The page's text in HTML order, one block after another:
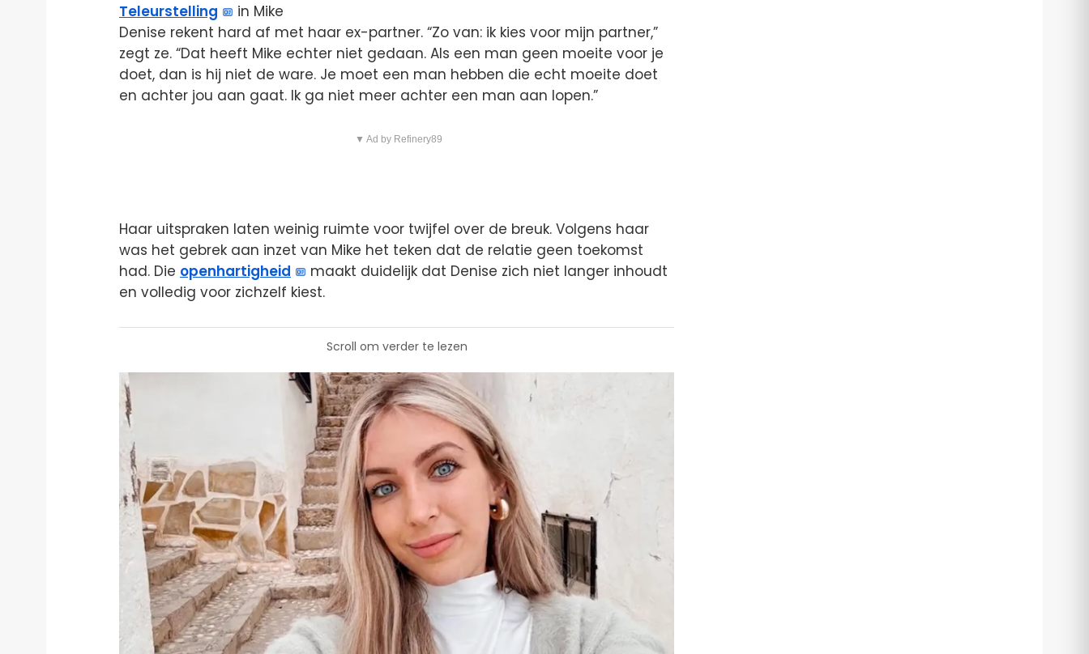
Teleurstelling
in Mike
Denise rekent hard af met haar ex-partner. “Zo van: ik kies voor mijn partner,”
zegt ze. “Dat heeft Mike echter niet gedaan. Als een man geen moeite voor je
doet, dan is hij niet de ware. Je moet een man hebben die echt moeite doet
en achter jou aan gaat. Ik ga niet meer achter een man aan lopen.”
▼ Ad by Refinery89
Haar uitspraken laten weinig ruimte voor twijfel over de breuk. Volgens haar
was het gebrek aan inzet van Mike het teken dat de relatie geen toekomst
had. Die openhartigheid
maakt duidelijk dat Denise zich niet langer inhoudt
en volledig voor zichzelf kiest.
Scroll om verder te lezen